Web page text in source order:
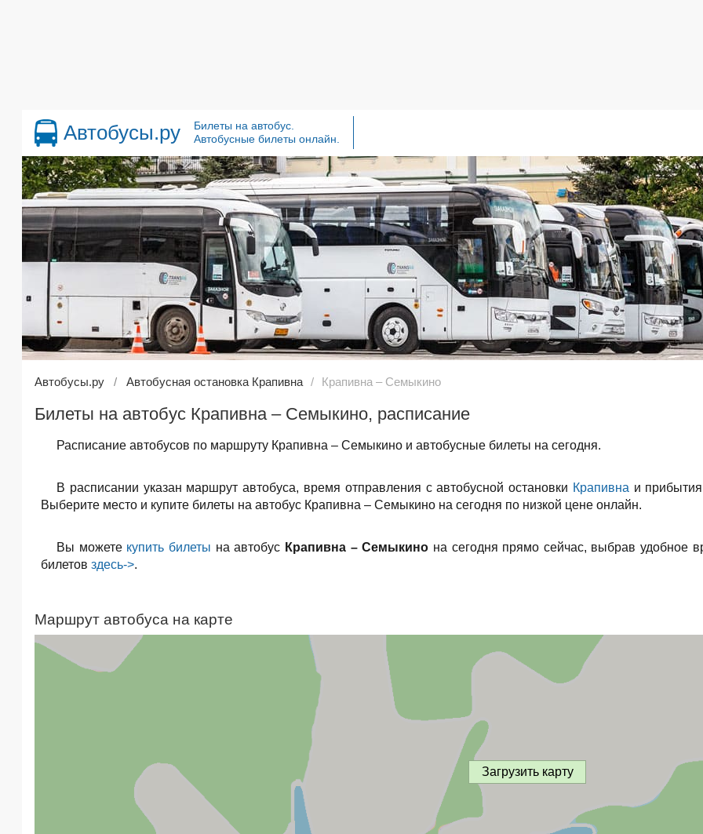
Автобусы.ру
Билеты на автобус.
Автобусные билеты онлайн.
Автобусы.ру Автобусная остановка Крапивна Крапивна – Семыкино
Билеты на автобус Крапивна – Семыкино, расписание
Расписание автобусов по маршруту Крапивна – Семыкино и автобусные билеты на сегодня.
В расписании указан маршрут автобуса, время отправления с автобусной остановки Крапивна и
Выберите место и купите билеты на автобус Крапивна – Семыкино на сегодня по низкой цене онлайн.
Вы можете купить билеты на автобус Крапивна – Семыкино на сегодня прямо сейчас, выбрав удобное
билетов здесь->.
Маршрут автобуса на карте
Загрузить карту